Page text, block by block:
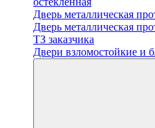
Дверь металлическая
Дверь металлическая
ТЗ заказчика
Двери взломостойкие и